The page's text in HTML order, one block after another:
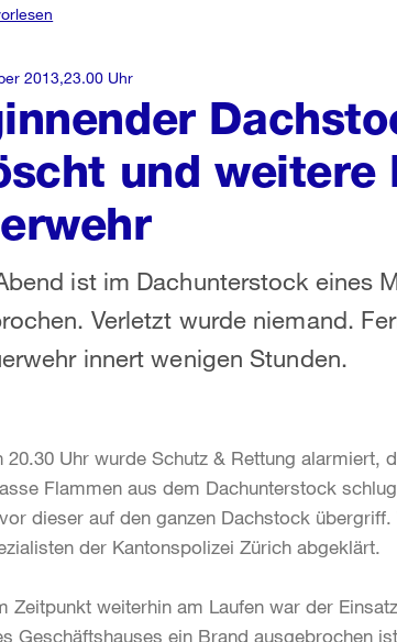
und weitere
ist im Dachunterstock eines
Verletzt wurde niemand.
innert wenigen Stunden.
2013,23.00 Uhr
20.30 Uhr wurde Schutz & Rettung alarmiert,
Flammen aus dem Dachunterstock
dieser auf den ganzen Dachstock
der Kantonspolizei Zürich abgeklärt.
Zeitpunkt weiterhin am Laufen war der
Geschäftshauses ein Brand ausgebrochen